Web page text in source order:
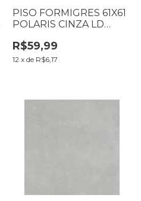
PISO FORMIGRES 61X61
POLARIS CINZA LD
L019)
R$59,99
12 x de R$6,17